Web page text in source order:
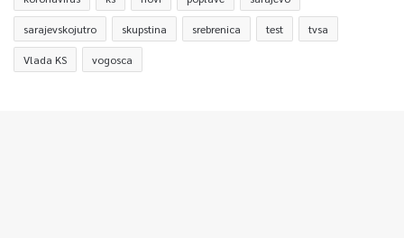
sarajevskojutro skupstina srebrenica test tvsa
Vlada KS vogosca